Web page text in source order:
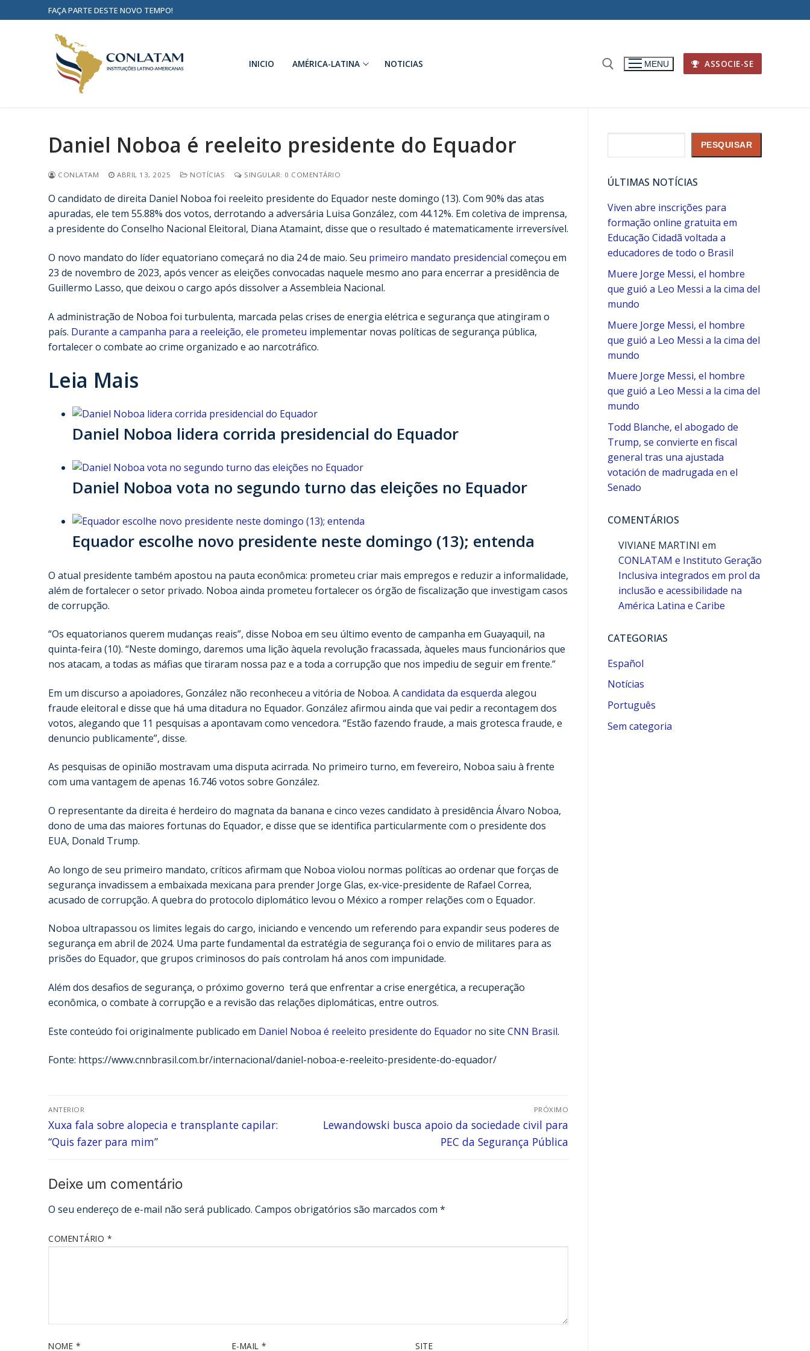
FAÇA PARTE DESTE NOVO TEMPO!
INICIO AMÉRICA-LATINA NOTICIAS MENU ASSOCIE-SE
Daniel Noboa é reeleito presidente do Equador
CONLATAM ABRIL 13, 2025 NOTÍCIAS SINGULAR: 0 COMENTÁRIO
O candidato de direita Daniel Noboa foi reeleito presidente do Equador neste domingo (13). Com 90% das atas
apuradas, ele tem 55.88% dos votos, derrotando a adversária Luisa González, com 44.12%. Em coletiva de imprensa,
a presidente do Conselho Nacional Eleitoral, Diana Atamaint, disse que o resultado é matematicamente irreversível.
O novo mandato do líder equatoriano começará no dia 24 de maio. Seu primeiro mandato presidencial começou em
23 de novembro de 2023, após vencer as eleições convocadas naquele mesmo ano para encerrar a presidência de
Guillermo Lasso, que deixou o cargo após dissolver a Assembleia Nacional.
A administração de Noboa foi turbulenta, marcada pelas crises de energia elétrica e segurança que atingiram o
país. Durante a campanha para a reeleição, ele prometeu implementar novas políticas de segurança pública,
fortalecer o combate ao crime organizado e ao narcotráfico.
Leia Mais
Daniel Noboa lidera corrida presidencial do Equador
Daniel Noboa vota no segundo turno das eleições no Equador
Equador escolhe novo presidente neste domingo (13); entenda
O atual presidente também apostou na pauta econômica: prometeu criar mais empregos e reduzir a informalidade,
além de fortalecer o setor privado. Noboa ainda prometeu fortalecer os órgão de fiscalização que investigam casos
de corrupção.
“Os equatorianos querem mudanças reais”, disse Noboa em seu último evento de campanha em Guayaquil, na
quinta-feira (10). “Neste domingo, daremos uma lição àquela revolução fracassada, àqueles maus funcionários que
nos atacam, a todas as máfias que tiraram nossa paz e a toda a corrupção que nos impediu de seguir em frente.”
Em um discurso a apoiadores, González não reconheceu a vitória de Noboa. Acandidata da esquerda alegou
fraude eleitoral e disse que há uma ditadura no Equador. González afirmou ainda que vai pedir a recontagem dos
votos, alegando que 11 pesquisas a apontavam como vencedora. “Estão fazendo fraude, a mais grotesca fraude, e
denuncio publicamente”, disse.
As pesquisas de opinião mostravam uma disputa acirrada. No primeiro turno, em fevereiro, Noboa saiu à frente
com uma vantagem de apenas 16.746 votos sobre González.
O representante da direita é herdeiro do magnata da banana e cinco vezes candidato à presidência Álvaro Noboa,
dono de uma das maiores fortunas do Equador, e disse que se identifica particularmente com o presidente dos
EUA, Donald Trump.
Ao longo de seu primeiro mandato, críticos afirmam que Noboa violou normas políticas ao ordenar que forças de
segurança invadissem a embaixada mexicana para prender Jorge Glas, ex-vice-presidente de Rafael Correa,
acusado de corrupção. A quebra do protocolo diplomático levou o México a romper relações com o Equador.
Noboa ultrapassou os limites legais do cargo, iniciando e vencendo um referendo para expandir seus poderes de
segurança em abril de 2024. Uma parte fundamental da estratégia de segurança foi o envio de militares para as
prisões do Equador, que grupos criminosos do país controlam há anos com impunidade.
Além dos desafios de segurança, o próximo governo terá que enfrentar a crise energética, a recuperação
econômica, o combate à corrupção e a revisão das relações diplomáticas, entre outros.
Este conteúdo foi originalmente publicado em Daniel Noboa é reeleito presidente do Equador no site CNN Brasil.
Fonte: https://www.cnnbrasil.com.br/internacional/daniel-noboa-e-reeleito-presidente-do-equador/
ANTERIOR
Xuxa fala sobre alopecia e transplante capilar:
“Quis fazer para mim”
PRÓXIMO
Lewandowski busca apoio da sociedade civil para
PEC da Segurança Pública
Deixe um comentário
O seu endereço de e-mail não será publicado. Campos obrigatórios são marcados com *
COMENTÁRIO *
NOME * E-MAIL* SITE
PESQUISAR
ÚLTIMAS NOTÍCIAS
Viven abre inscrições para
formação online gratuita em
Educação Cidadã voltada a
educadores de todo o Brasil
Muere Jorge Messi, el ​hombre
que guió a Leo Messi a la cima del
mundo
Muere Jorge Messi, el ​hombre
que guió a Leo Messi a la cima del
mundo
Muere Jorge Messi, el ​hombre
que guió a Leo Messi a la cima del
mundo
Todd Blanche, el abogado de
Trump, se convierte en fiscal
general tras una ajustada
votación de madrugada en el
Senado
COMENTÁRIOS
VIVIANE MARTINI em
CONLATAM e Instituto Geração
Inclusiva integrados em prol da
inclusão e acessibilidade na
América Latina e Caribe
CATEGORIAS
Español
Notícias
Português
Sem categoria